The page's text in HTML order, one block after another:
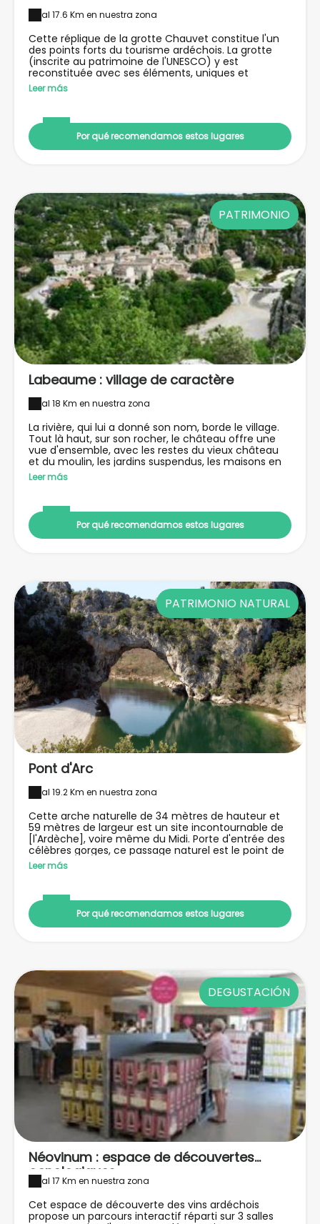
al 17.6 Km en nuestra zona
Cette réplique de la grotte Chauvet constitue l'un
des points forts du tourisme ardéchois. La grotte
(inscrite au patrimoine de l'UNESCO) y est
reconstituée avec ses éléments, uniques et
précieux, de l'art pariétal, dans le but de les exposer
au public tout en préservant les richesses originales.
empreintes... y sont ainsi fidèlement restitués.
Leer más
Por qué recomendamos estos lugares
PATRIMONIO
Labeaume : village de caractère
al 18 Km en nuestra zona
La rivière, qui lui a donné son nom, borde le village.
Tout là haut, sur son rocher, le château offre une
vue d'ensemble, avec les restes du vieux château
et du moulin, les jardins suspendus, les maisons en
pierres qui se serrent les unes aux autres et les rues
pavées de galets. À ne pas manquer : le festival
d'été.
Leer más
Por qué recomendamos estos lugares
PATRIMONIO NATURAL
Pont d'Arc
al 19.2 Km en nuestra zona
Cette arche naturelle de 34 mètres de hauteur et
59 mètres de largeur est un site incontournable de
[l'Ardèche], voire même du Midi. Porte d'entrée des
célèbres gorges, ce passage naturel est le point de
départ de balades en canoë, en barque ou à pied, à
la découverte de paysages grandioses, de [Vallon] à
Leer más
Por qué recomendamos estos lugares
DEGUSTACIÓN
Néovinum : espace de découvertes
oenologiques
al 17 Km en nuestra zona
Cet espace de découverte des vins ardéchois
propose un parcours interactif réparti sur 3 salles